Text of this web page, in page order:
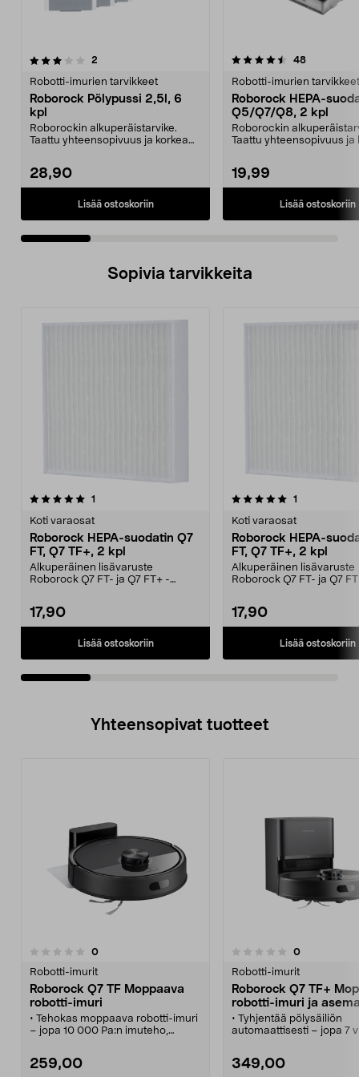
2
Robotti-imurien tarvikkeet
Roborock Pölypussi 2,5l, 6
kpl
Roborockin alkuperäistarvike.
Taattu yhteensopivuus ja korkea
28,90
Lisää ostoskoriin
4.5 viidestä
48arvostelut
Robotti-imurien tarvikkeet
Roborock HEPA-
Q5/Q7/Q8, 2 kpl
Roborockin
Taattu yhteensopivuus ja
19,99
Lisää ostoskoriin
4.5 viidestä
Sopivia tarvikkeita
1
Koti varaosat
Roborock HEPA-suodatin Q7
FT, Q7 TF+, 2 kpl
Alkuperäinen lisävaruste
Roborock Q7 FT- ja Q7 FT+ -
17,90
Lisää ostoskoriin
5.0viidestä
1
Koti varaosat
Roborock HEPA-
FT, Q7 TF+, 2 kpl
Alkuperäinen lisävaruste
Roborock Q7 FT- ja Q7
17,90
Lisää ostoskoriin
3.0viidestä
Yhteensopivat tuotteet
0arvostelut
Robotti-imurit
Roborock Q7 TF Moppaava
robotti-imuri
• Tehokas moppaava robotti-imuri
– jopa 10 000 Pa:n imuteho,
robotti-imuri – kova imuteho
259,00
0.0 viidestä
0arvostelut
Robotti-imurit
Roborock Q7 TF+
robotti-imuri ja
• Tyhjentää pölysäiliön
automaattisesti – jopa 7
robotti-imuri – koville
349,00